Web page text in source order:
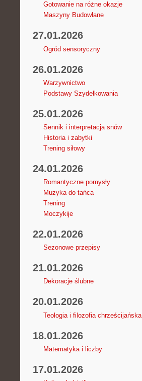
Gotowanie na różne okazje
Maszyny Budowlane
27.01.2026
Ogród sensoryczny
26.01.2026
Warzywnictwo
Podstawy Szydełkowania
25.01.2026
Sennik i interpretacja snów
Historia i zabytki
Trening siłowy
24.01.2026
Romantyczne pomysły
Muzyka do tańca
Trening
Moczykije
22.01.2026
Sezonowe przepisy
21.01.2026
Dekoracje ślubne
20.01.2026
Teologia i filozofia chrześcijańska
18.01.2026
Matematyka i liczby
17.01.2026